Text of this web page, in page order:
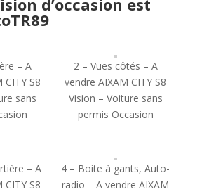
d’occasion est
– A
CITY S8
sans
2 – Vues côtés – A
vendre AIXAM CITY S8
Vision – Voiture sans
permis Occasion
– A
CITY S8
4 – Boite à gants, Auto-
radio – A vendre AIXAM